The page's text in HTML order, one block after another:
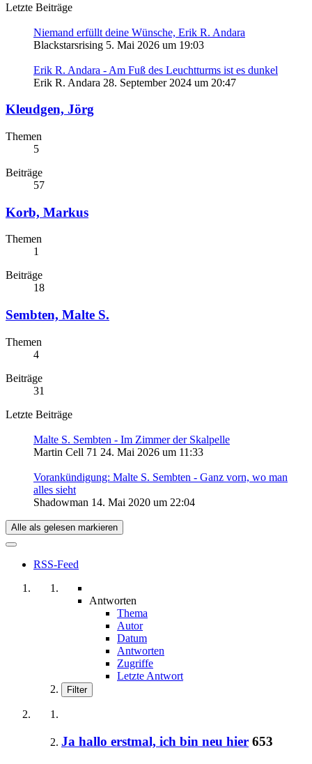
Letzte Beiträge
Niemand erfüllt deine Wünsche, Erik R. Andara
Blackstarsrising 5. Mai 2026 um 19:03
Erik R. Andara - Am Fuß des Leuchtturms ist es dunkel
Erik R. Andara 28. September 2024 um 20:47
Kleudgen, Jörg
Themen
5
Beiträge
57
Korb, Markus
Themen
1
Beiträge
18
Sembten, Malte S.
Themen
4
Beiträge
31
Letzte Beiträge
Malte S. Sembten - Im Zimmer der Skalpelle
Martin Cell 71 24. Mai 2026 um 11:33
Vorankündigung: Malte S. Sembten - Ganz vorn, wo man
alles sieht
Shadowman 14. Mai 2020 um 22:04
Alle als gelesen markieren
RSS-Feed
Antworten
Thema
Autor
Datum
Antworten
Zugriffe
Letzte Antwort
Filter
Ja hallo erstmal, ich bin neu hier 653